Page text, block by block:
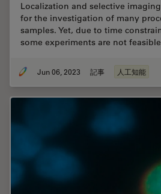
Localization and selective
for the investigation of many
samples. Yet, due to time
some experiments are not
Jun 06, 2023 記事 人工知能